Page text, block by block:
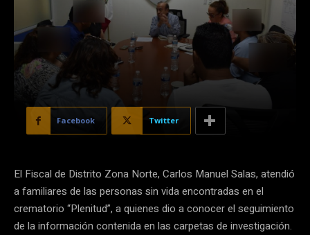
Facebook Twitter
El Fiscal de Distrito Zona Norte, Carlos Manuel Salas, atendió
a familiares de las personas sin vida encontradas en el
crematorio “Plenitud”, a quienes dio a conocer el seguimiento
de la información contenida en las carpetas de investigación.